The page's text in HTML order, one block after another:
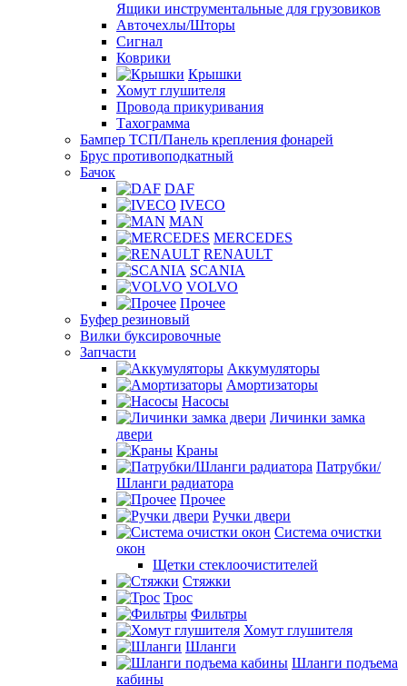
Ящики инструментальные для грузовиков
Авточехлы/Шторы
Сигнал
Коврики
Крышки
Хомут глушителя
Провода прикуривания
Тахограмма
Бампер ТСП/Панель крепления фонарей
Брус противоподкатный
Бачок
DAF
IVECO
MAN
MERCEDES
RENAULT
SCANIA
VOLVO
Прочее
Буфер резиновый
Вилки буксировочные
Запчасти
Аккумуляторы
Амортизаторы
Насосы
Личинки замка
двери
Краны
Патрубки/
Шланги радиатора
Прочее
Ручки двери
Система очистки
окон
Щетки стеклоочистителей
Стяжки
Трос
Фильтры
Хомут глушителя
Шланги
Шланги подъема
кабины